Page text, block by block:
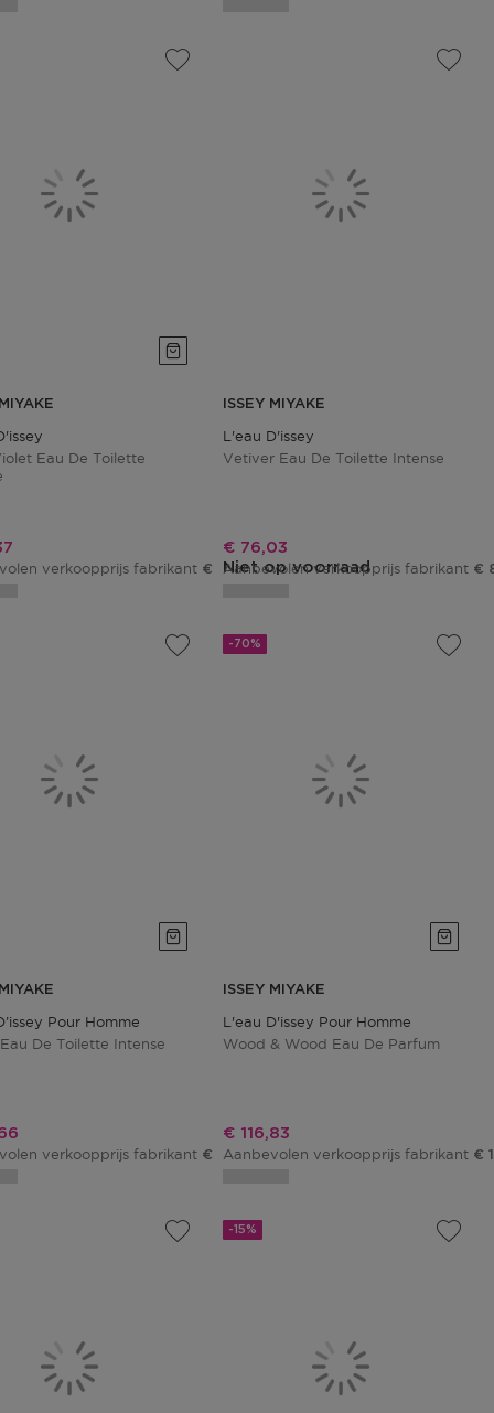
Eau De Toilette
verkoopprijs fabrikant € 114,55
Niet op voorraad
ISSEY MIYAKE
L'eau D'issey
Vetiver Eau De Toilette Intense
Kortingsprijs
€ 76,03
Aanbevolen verkoopprijs fabrikant €
Pour Homme
De Toilette Intense
verkoopprijs fabrikant € 94,90
-70%
ISSEY MIYAKE
L'eau D'issey Pour Homme
Wood & Wood Eau De Parfum
Kortingsprijs
€ 116,83
Aanbevolen verkoopprijs fabrikant €
-15%